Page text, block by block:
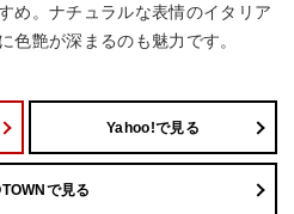
め。ナチュラルな表情のイタリア
色艶が深まるのも魅力です。
Yahoo!で見る
で見る